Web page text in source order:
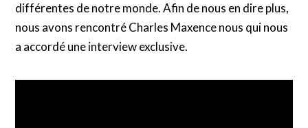
différentes de notre monde. Afin de nous en dire plus,
nous avons rencontré Charles Maxence nous qui nous
a accordé une interview exclusive.